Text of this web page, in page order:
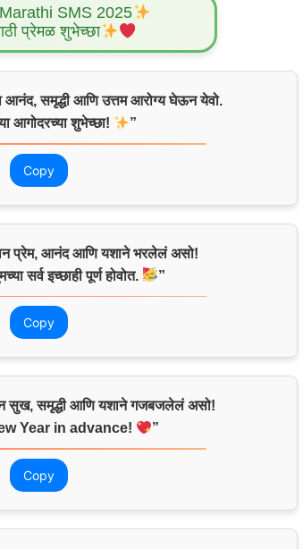
SMS 2025
प्रेमळ शुभेच्छा
आनंद, समृद्धी आणि उत्तम आरोग्य घेऊन येवो.
आगोदरच्या शुभेच्छा!
”
Copy
प्रेम, आनंद आणि यशाने भरलेलं असो!
सर्व इच्छाही पूर्ण होवोत.
”
Copy
सुख, समृद्धी आणि यशाने गजबजलेलं असो!
Year in advance!
”
Copy